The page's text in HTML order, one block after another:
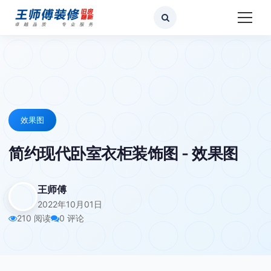
效果图
简约现代卧室衣柜装饰图 - 效果图
王师傅
2022年10月01日
210 阅读
0 评论